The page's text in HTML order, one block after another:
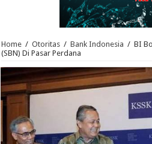
Home / Otoritas / Bank Indonesia / BI
(SBN) Di Pasar Perdana